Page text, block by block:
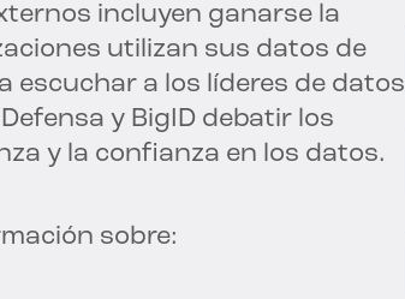
incluyen ganarse la
utilizan sus datos de
escuchar a los líderes de datos
y BigID debatir los
y la confianza en los datos.
sobre: